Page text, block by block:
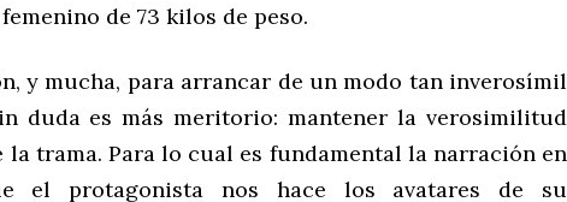
de 73 kilos de peso.
y mucha, para arrancar de un modo tan inverosímil
duda es más meritorio: mantener la verosimilitud
la trama. Para lo cual es fundamental la narración en
el protagonista nos hace los avatares de su